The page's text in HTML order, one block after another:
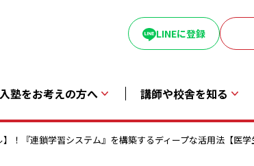
LINEに登録
入塾をお考えの方へ 講師や校舎を知る
！『連鎖学習システム』を構築するディープな活用法【医